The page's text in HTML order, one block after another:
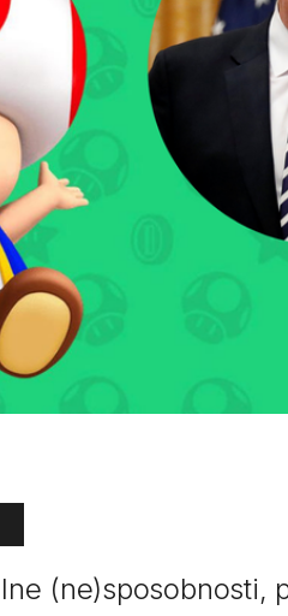
(ne)sposobnosti,